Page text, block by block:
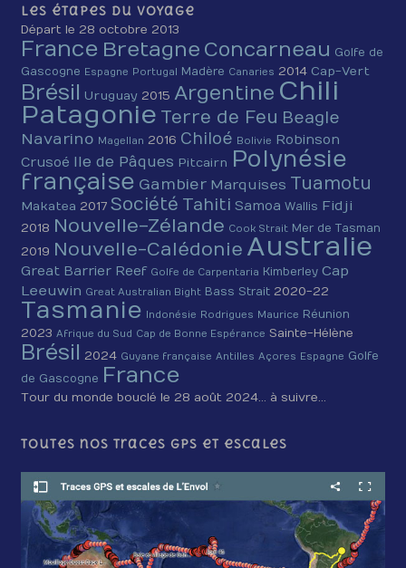
Les étapes du voyage
Départ le 28 octobre 2013
France Bretagne Concarneau Golfe de
Gascogne Espagne Portugal Madère Canaries 2014 Cap-Vert
Brésil Uruguay 2015Argentine Chili
Patagonie Terre de Feu Beagle
Navarino Magellan 2016 Chiloé Bolivie Robinson
Crusoé Ile de Pâques Pitcairn Polynésie
française Gambier Marquises Tuamotu
Makatea 2017Société Tahiti Samoa Wallis Fidji
2018 Nouvelle-Zélande Cook Strait Mer de Tasman
2019 Nouvelle-Calédonie Australie
Great Barrier Reef Golfe de Carpentaria Kimberley Cap
Leeuwin Great Australian Bight Bass Strait 2020-22
Tasmanie Indonésie Rodrigues Maurice Réunion
2023Afrique du Sud Cap de Bonne Espérance Sainte-Hélène
Brésil 2024 Guyane française Antilles Açores Espagne Golfe
de Gascogne France
Tour du monde bouclé le 28 août 2024… à suivre…
Toutes nos traces GPS et escales